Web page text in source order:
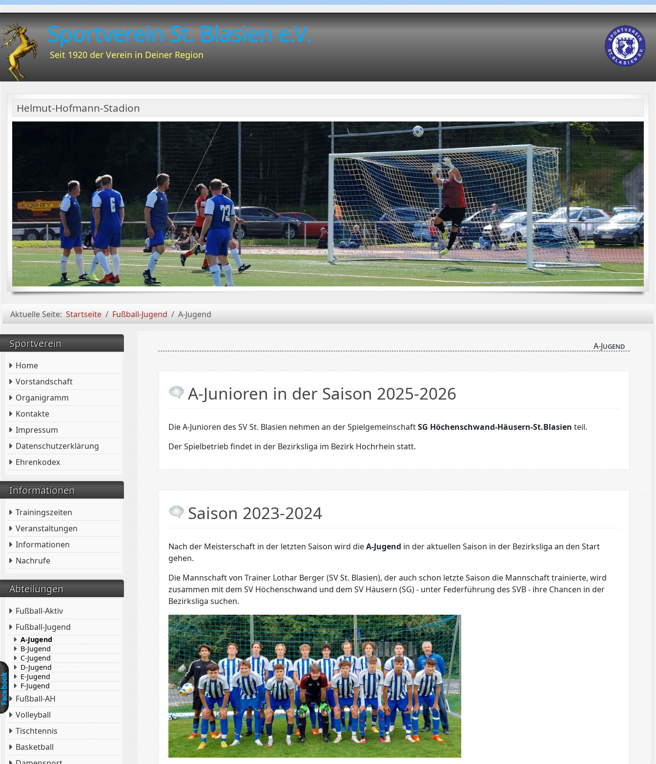
Sportverein St. Blasien e.V.
Seit 1920 der Verein in Deiner Region
Helmut-Hofmann-Stadion
Aktuelle Seite: Startseite Fußball-Jugend A-Jugend
Sportverein
Home
Vorstandschaft
Organigramm
Kontakte
Impressum
Datenschutzerklärung
Ehrenkodex
Informationen
Trainingszeiten
Veranstaltungen
Informationen
Nachrufe
Abteilungen
Fußball-Aktiv
Fußball-Jugend
A-Jugend
B-Jugend
C-Jugend
D-Jugend
E-Jugend
F-Jugend
Fußball-AH
Volleyball
Tischtennis
Basketball
A-Jugend
A-Junioren in der Saison 2025-2026
Die A-Junioren des SV St. Blasien nehmen an der SpielgemeinschaftSG Höchenschwand-Häusern-St.Blasien teil.
Der Spielbetrieb findet in der Bezirksliga im Bezirk Hochrhein statt.
Saison 2023-2024
Nach der Meisterschaft in der letzten Saison wird dieA-Jugend in der aktuellen Saison in der Bezirksliga an den Start
gehen.
Die Mannschaft von Trainer Lothar Berger (SV St. Blasien), der auch schon letzte Saison die Mannschaft trainierte, wird
zusammen mit dem SV Höchenschwand und dem SV Häusern (SG) - unter Federführung des SVB - ihre Chancen in der
Bezirksliga suchen.